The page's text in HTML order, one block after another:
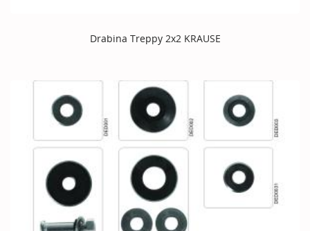
Drabina Treppy 2x2 KRAUSE